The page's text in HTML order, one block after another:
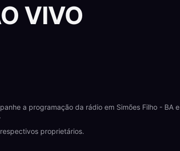
VIVO
a programação da rádio em Simões Filho - BA e
proprietários.